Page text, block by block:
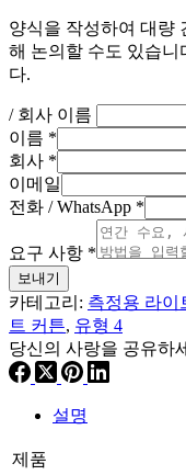
양식을 작성하여 대량
해 논의할 수도 있습니
다.
/ 회사 이름
이름 *
회사 *
이메일
전화 / WhatsApp *
요구 사항 *
보내기
카테고리: 측정용 라이
트 커튼, 유형 4
당신의 사랑을 공유하
설명
제품